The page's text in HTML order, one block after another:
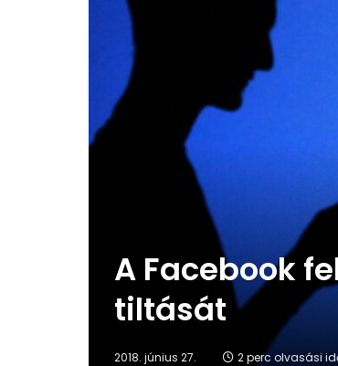
A Facebook
tiltását
2018. június 27. 2 perc olvasási